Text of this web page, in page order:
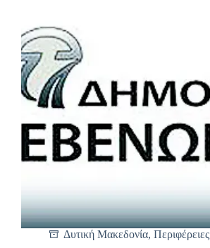
Δυτική Μακεδονία, Περιφέρειες